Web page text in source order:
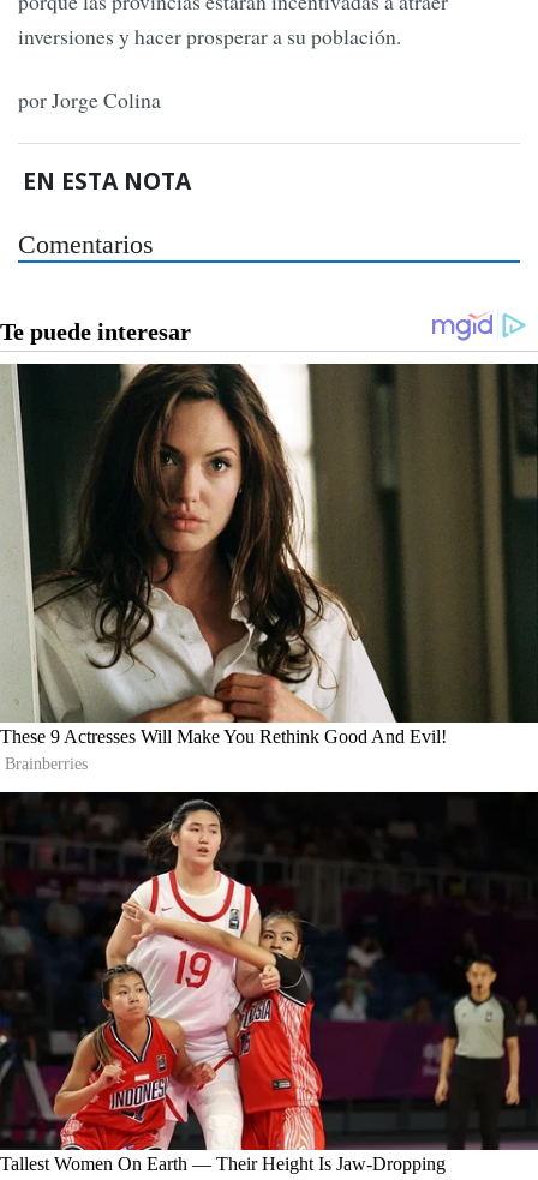
inversiones y hacer prosperar a su población.
por Jorge Colina
EN ESTA NOTA
Comentarios